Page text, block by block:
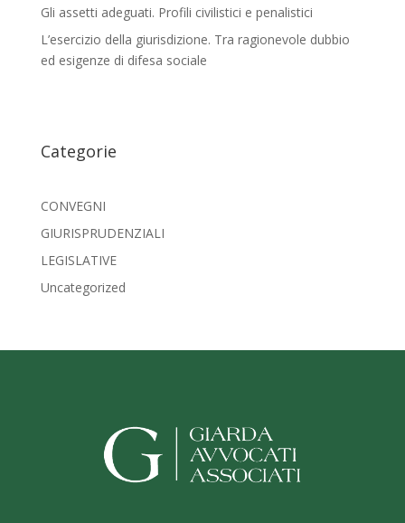
Gli assetti adeguati. Profili civilistici e penalistici
L’esercizio della giurisdizione. Tra ragionevole dubbio
ed esigenze di difesa sociale
Categorie
CONVEGNI
GIURISPRUDENZIALI
LEGISLATIVE
Uncategorized